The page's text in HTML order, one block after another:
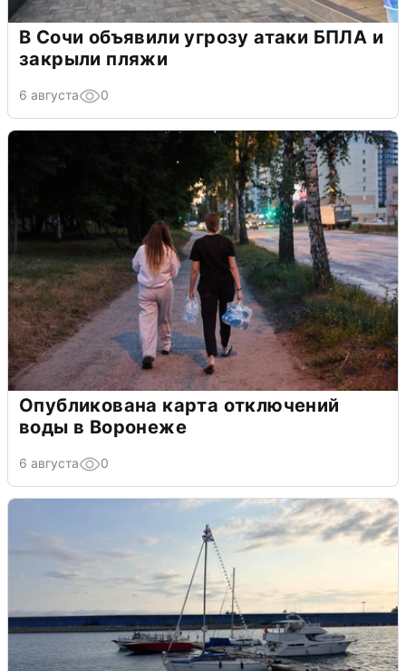
В Сочи объявили угрозу атаки БПЛА и
закрыли пляжи
6 августа 0
Опубликована карта отключений
воды в Воронеже
6 августа 0